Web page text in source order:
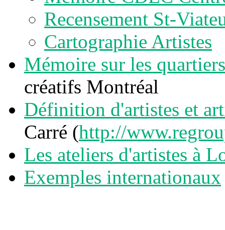
Recensement St-
Cartographie Artistes
Mémoire sur les
créatifs Montréal
Définition d'artistes et
Carré (http://
Les ateliers d'artistes à
Exemples internationaux